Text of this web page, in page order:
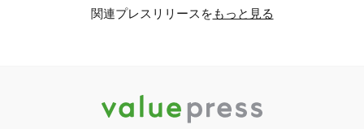
関連プレスリリースをもっと見る